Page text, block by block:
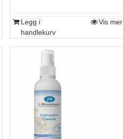
Legg i
handlekurv
Vis mer